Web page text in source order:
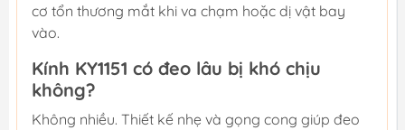
cơ tổn thương mắt khi va chạm hoặc dị vật bay
vào.
Kính KY1151 có đeo lâu bị khó chịu
không?
Không nhiều. Thiết kế nhẹ và gọng cong giúp đeo